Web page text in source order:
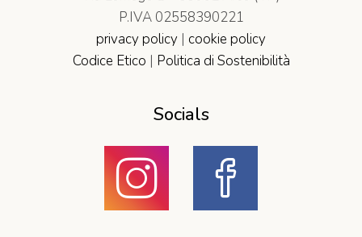
P.IVA 02558390221
privacy policy | cookie policy
Codice Etico | Politica di Sostenibilità
Socials